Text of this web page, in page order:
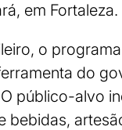
em Fortaleza.
o
do
público-alvo
bebidas,